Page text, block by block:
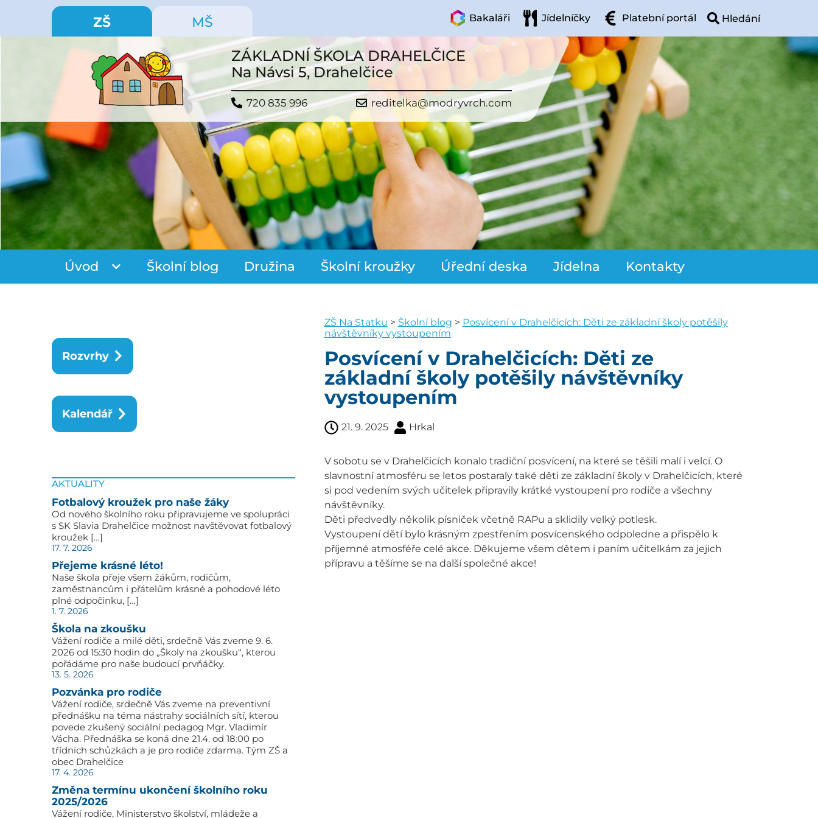
ZŠ MŠ Bakaláři Jídelníčky Platební portál
ZÁKLADNÍ ŠKOLA DRAHELČICE
Na Návsi 5, Drahelčice
720 835 996 reditelka@modryvrch.com
Úvod Školní blog Družina Školní kroužky Úřední deska Jídelna Kontakty
Rozvrhy
Kalendář
AKTUALITY
Fotbalový kroužek pro naše žáky
Od nového školního roku připravujeme ve spolupráci
s SK Slavia Drahelčice možnost navštěvovat fotbalový
kroužek […]
17. 7. 2026
Přejeme krásné léto!
Naše škola přeje všem žákům, rodičům,
zaměstnancům i přátelům krásné a pohodové léto
plné odpočinku, […]
1. 7. 2026
Škola na zkoušku
Vážení rodiče a milé děti, srdečně Vás zveme 9. 6.
2026 od 15:30 hodin do „Školy na zkoušku“, kterou
pořádáme pro naše budoucí prvňáčky.
13. 5. 2026
Pozvánka pro rodiče
Vážení rodiče, srdečně Vás zveme na preventivní
přednášku na téma nástrahy sociálních sítí, kterou
povede zkušený sociální pedagog Mgr. Vladimír
Vácha. Přednáška se koná dne 21.4. od 18:00 po
třídních schůzkách a je pro rodiče zdarma. Tým ZŠ a
obec Drahelčice
17. 4. 2026
Změna termínu ukončení školního roku
2025/2026
Vážení rodiče, Ministerstvo školství, mládeže a
ZŠ Na Statku > Školní blog > Posvícení v Drahelčicích: Děti ze základní školy potěšily
návštěvníky vystoupením
Posvícení v Drahelčicích: Děti ze
základní školy potěšily návštěvníky
vystoupením
21. 9. 2025 Hrkal
V sobotu se v Drahelčicích konalo tradiční posvícení, na které se těšili malí i velcí. O
slavnostní atmosféru se letos postaraly také děti ze základní školy v Drahelčicích, které
si pod vedením svých učitelek připravily krátké vystoupení pro rodiče a všechny
návštěvníky.
Děti předvedly několik písniček včetně RAPu a sklidily velký potlesk.
Vystoupení dětí bylo krásným zpestřením posvícenského odpoledne a přispělo k
příjemné atmosféře celé akce. Děkujeme všem dětem i paním učitelkám za jejich
přípravu a těšíme se na další společné akce!